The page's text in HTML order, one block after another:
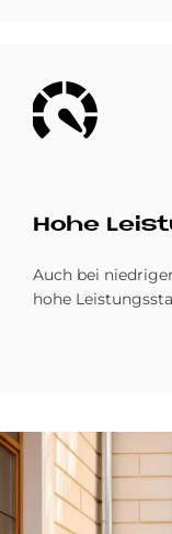
Bild
Hohe
Auch bei
hohe